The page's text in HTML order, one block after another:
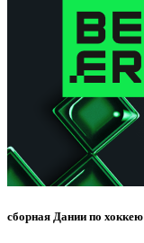
сборная Дании по хоккею